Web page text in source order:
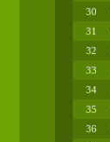
30
31
32
33
34
35
36